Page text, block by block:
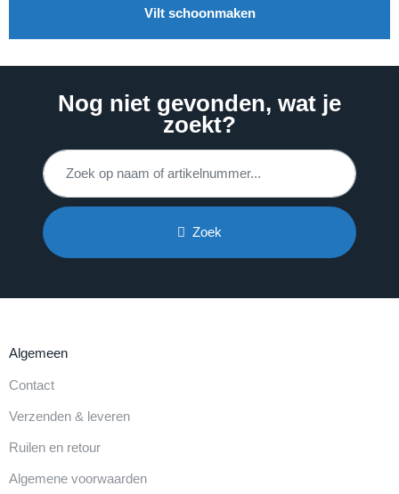
Vilt schoonmaken
Nog niet gevonden, wat je
zoekt?
Zoek
Algemeen
Contact
Verzenden & leveren
Ruilen en retour
Algemene voorwaarden